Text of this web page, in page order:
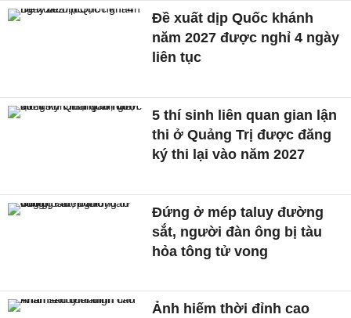
Đề xuất dịp Quốc khánh
năm 2027 được nghỉ 4 ngày
liên tục
5 thí sinh liên quan gian lận
thi ở Quảng Trị được đăng
ký thi lại vào năm 2027
Đứng ở mép taluy đường
sắt, người đàn ông bị tàu
hỏa tông tử vong
Ảnh hiếm thời đỉnh cao